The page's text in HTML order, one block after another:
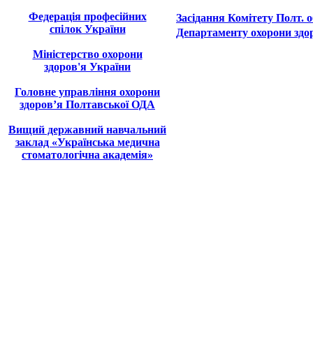
Федерація професійних
спілок України
Міністерство охорони
здоров'я України
Головне управління охорони
здоров’я Полтавської ОДА
Вищий державний навчальний
заклад «Українська медична
стоматологічна академія»
Засідання Комітету Полт.
Департаменту охорони